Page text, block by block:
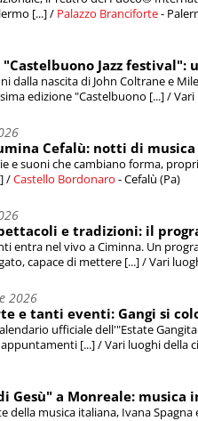
[...] / Palazzo Branciforte-
Jazz
dalla nascita di John Coltrane e
edizione "Castelbuono [...] /
Cefalù: notti di
e suoni che cambiano forma,
/Castello Bordonaro - Cefalù (Pa)
e tradizioni: il
entra nel vivo a Ciminna. Un
capace di mettere [...] / Vari
2026
e tanti eventi: Gangi si
ufficiale dell'"Estate
[...] / Vari luoghi della
Gesù" a Monreale: musica
musica italiana, Ivana